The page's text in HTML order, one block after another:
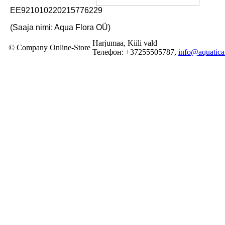
EE921010220215776229
(Saaja nimi: Aqua Flora OÜ)
© Company Online-Store
Harjumaa, Kiili vald
Телефон: +37255505787,